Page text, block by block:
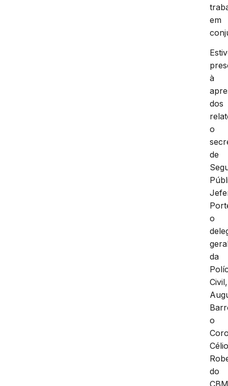
em
à
dos
o
de
o
da
Civil,
o
do